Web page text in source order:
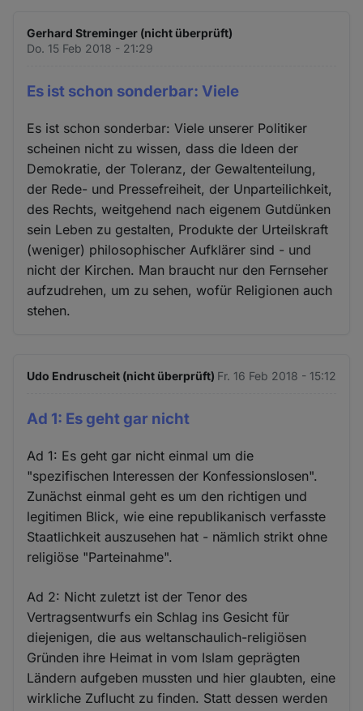
Gerhard Streminger (nicht überprüft)
Do. 15 Feb 2018 - 21:29
Es ist schon sonderbar: Viele
Es ist schon sonderbar: Viele unserer Politiker
scheinen nicht zu wissen, dass die Ideen der
Demokratie, der Toleranz, der Gewaltenteilung,
der Rede- und Pressefreiheit, der Unparteilichkeit,
des Rechts, weitgehend nach eigenem Gutdünken
sein Leben zu gestalten, Produkte der Urteilskraft
(weniger) philosophischer Aufklärer sind - und
nicht der Kirchen. Man braucht nur den Fernseher
aufzudrehen, um zu sehen, wofür Religionen auch
stehen.
Udo Endruscheit (nicht überprüft) Fr. 16 Feb 2018 - 15:12
Ad 1: Es geht gar nicht
Ad 1: Es geht gar nicht einmal um die
"spezifischen Interessen der Konfessionslosen".
Zunächst einmal geht es um den richtigen und
legitimen Blick, wie eine republikanisch verfasste
Staatlichkeit auszusehen hat - nämlich strikt ohne
religiöse "Parteinahme".
Ad 2: Nicht zuletzt ist der Tenor des
Vertragsentwurfs ein Schlag ins Gesicht für
diejenigen, die aus weltanschaulich-religiösen
Gründen ihre Heimat in vom Islam geprägten
Ländern aufgeben mussten und hier glaubten, eine
wirkliche Zuflucht zu finden. Statt dessen werden